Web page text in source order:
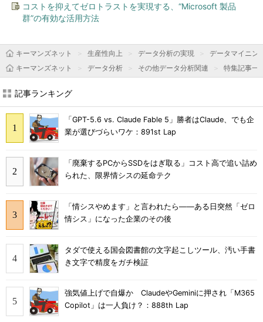
コストを抑えてゼロトラストを実現する、“Microsoft 製品
群”の有効な活用方法
キーマンズネット 生産性向上 データ分析の実現
データマイニン
キーマンズネット
データ分析 その他データ分析関連 特集記事一
記事ランキング
「GPT-5.6 vs. Claude Fable 5」勝者はClaude、でも企
業が選びづらいワケ：891st Lap
「廃棄するPCからSSDをはぎ取る」コスト高で追い詰め
られた、限界情シスの延命テク
「情シスやめます」と言われたら――ある日突然「ゼロ
情シス」になった企業のその後
タダで使える国会図書館の文字起こしツール、汚い手書
き文字で精度をガチ検証
強気値上げで自爆か ClaudeやGeminiに押され「M365
Copilot」は一人負け？：888th Lap